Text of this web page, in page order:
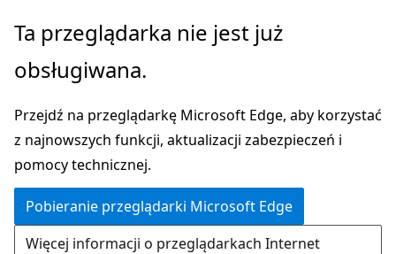
Przejdź
głównej
Przejdź
nawigacji
stronie
Ta przeglądarka nie jest już
obsługiwana.
Przejdź na przeglądarkę Microsoft Edge, aby korzystać
z najnowszych funkcji, aktualizacji zabezpieczeń i
pomocy technicznej.
Pobieranie przeglądarki Microsoft Edge
Więcej informacji o przeglądarkach Internet